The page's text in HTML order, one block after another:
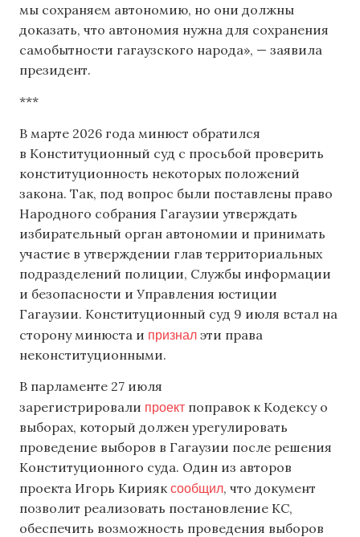
мы сохраняем автономию, но они должны
доказать, что автономия нужна для сохранения
самобытности гагаузского народа», — заявила
президент.
***
В марте 2026 года минюст обратился
в Конституционный суд с просьбой проверить
конституционность некоторых положений
закона. Так, под вопрос были поставлены право
Народного собрания Гагаузии утверждать
избирательный орган автономии и принимать
участие в утверждении глав территориальных
подразделений полиции, Службы информации
и безопасности и Управления юстиции
Гагаузии. Конституционный суд 9 июля встал на
сторону минюста и признал эти права
неконституционными.
В парламенте 27 июля
зарегистрировали проект поправок к Кодексу о
выборах, который должен урегулировать
проведение выборов в Гагаузии после решения
Конституционного суда. Один из авторов
проекта Игорь Кирияк сообщил, что документ
позволит реализовать постановление КС,
обеспечить возможность проведения выборов